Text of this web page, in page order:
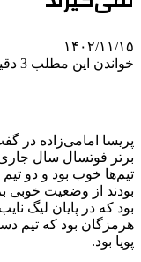
۱۴۰۲/۱۱/۱۵
خواندن این مطلب 3 دقیقه زمان میبرد
پریسا امامی‌زاده در
برتر فوتسال سال
تیم‌ها خوب بود و دو
بودند از وضعیت خوبی
بود که در پایان لیگ
هرمزگان بود که تیم
پویا بود.